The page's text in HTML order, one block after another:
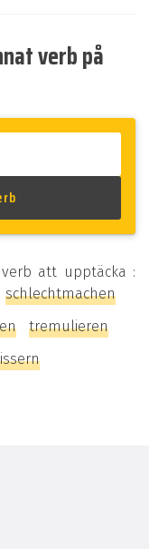
verb på
att upptäcka :
schlechtmachen
tremulieren